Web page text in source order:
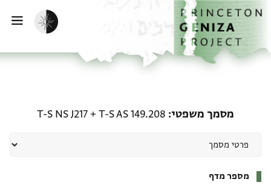
לתוכןהבית
הפעלת מצב כהה
מסמך משפטי T-S AS 149.208
+
T-S NS J217
מספר מדף